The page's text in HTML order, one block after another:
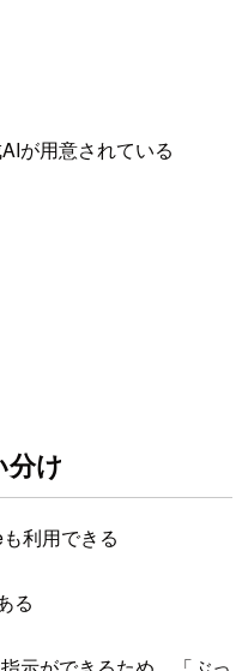
が用意されている
け
利用できる
る